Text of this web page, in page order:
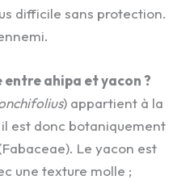
difficile sans protection.
ahipa et yacon ?
) appartient à la
est donc botaniquement
Le yacon est
une texture molle ;